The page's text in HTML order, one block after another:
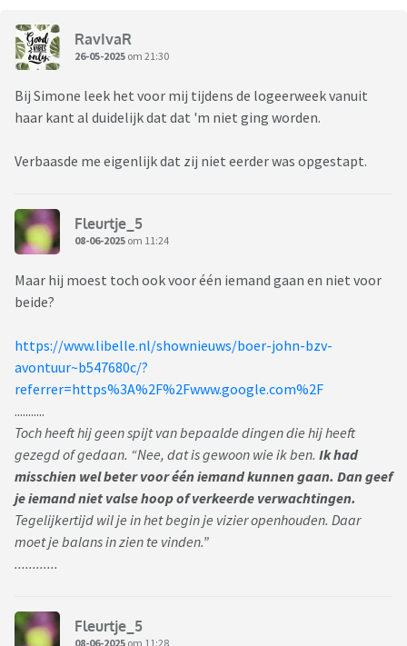
RavIvaR
26-05-2025 om 21:30
Bij Simone leek het voor mij tijdens de logeerweek vanuit
haar kant al duidelijk dat dat 'm niet ging worden.
Verbaasde me eigenlijk dat zij niet eerder was opgestapt.
Fleurtje_5
08-06-2025 om 11:24
Maar hij moest toch ook voor één iemand gaan en niet voor
beide?
https://www.libelle.nl/shownieuws/boer-john-bzv-
avontuur~b547680c/?
referrer=https%3A%2F%2Fwww.google.com%2F
...........
Toch heeft hij geen spijt van bepaalde dingen die hij heeft
gezegd of gedaan. “Nee, dat is gewoon wie ik ben. Ik had
misschien wel beter voor één iemand kunnen gaan. Dan geef
je iemand niet valse hoop of verkeerde verwachtingen.
Tegelijkertijd wil je in het begin je vizier openhouden. Daar
moet je balans in zien te vinden.”
............
Fleurtje_5
08-06-2025 om 11:28